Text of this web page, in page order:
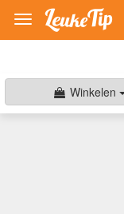
Toggle
navigation
Winkelen